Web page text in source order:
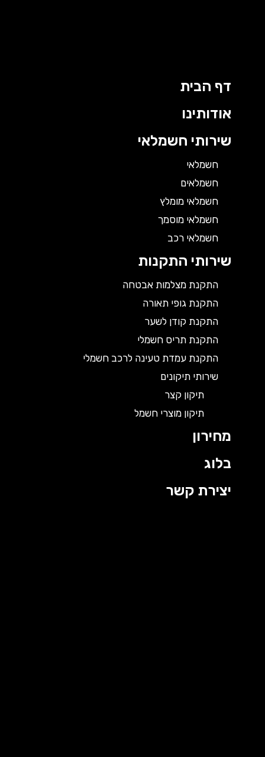
דף הבית
אודותינו
שירותי חשמלאי
חשמלאי
חשמלאים
חשמלאי מומלץ
חשמלאי מוסמך
חשמלאי רכב
שירותי התקנות
התקנת מצלמות אבטחה
התקנת גופי תאורה
התקנת קודן לשער
התקנת תריס חשמלי
התקנת עמדת טעינה לרכב חשמלי
שירותי תיקונים
תיקון קצר
תיקון מוצרי חשמל
מחירון
בלוג
יצירת קשר